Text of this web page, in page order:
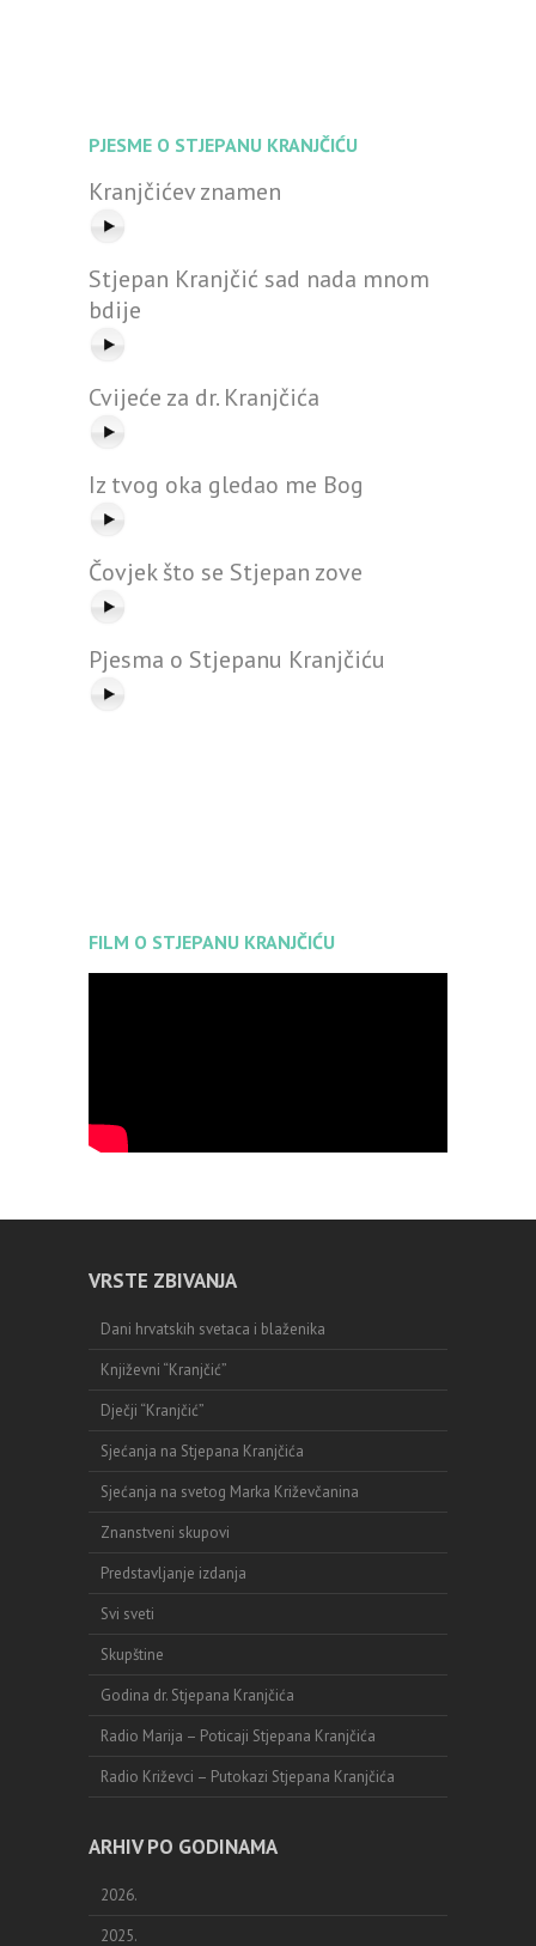
PJESME O STJEPANU KRANJČIĆU
Kranjčićev znamen
Stjepan Kranjčić sad nada mnom
bdije
Cvijeće za dr. Kranjčića
Iz tvog oka gledao me Bog
Čovjek što se Stjepan zove
Pjesma o Stjepanu Kranjčiću
FILM O STJEPANU KRANJČIĆU
VRSTE ZBIVANJA
Dani hrvatskih svetaca i blaženika
Književni “Kranjčić”
Dječji “Kranjčić”
Sjećanja na Stjepana Kranjčića
Sjećanja na svetog Marka Križevčanina
Znanstveni skupovi
Predstavljanje izdanja
Svi sveti
Skupštine
Godina dr. Stjepana Kranjčića
Radio Marija – Poticaji Stjepana Kranjčića
Radio Križevci – Putokazi Stjepana Kranjčića
ARHIV PO GODINAMA
2026.
2025.